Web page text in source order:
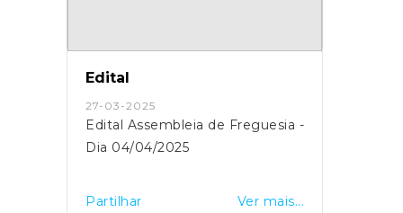
Edital
27-03-2025
Edital Assembleia de Freguesia -
Dia 04/04/2025
Partilhar Ver mais...